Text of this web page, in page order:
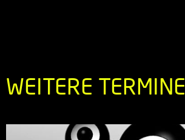
WEITERE TERMINE